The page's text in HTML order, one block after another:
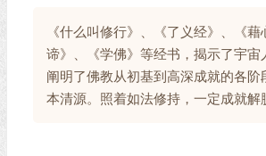
《什么叫修行》、《了义经》、《藉
谛》、《学佛》等经书，揭示了宇宙
阐明了佛教从初基到高深成就的各阶
本清源。照着如法修持，一定成就解